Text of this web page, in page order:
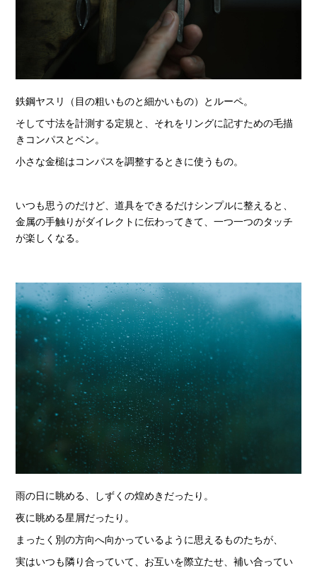
鉄鋼ヤスリ（目の粗いものと細かいもの）とルーペ。
そして寸法を計測する定規と、それをリングに記すための毛描
きコンパスとペン。
小さな金槌はコンパスを調整するときに使うもの。
いつも思うのだけど、道具をできるだけシンプルに整えると、
金属の手触りがダイレクトに伝わってきて、一つ一つのタッチ
が楽しくなる。
雨の日に眺める、しずくの煌めきだったり。
夜に眺める星屑だったり。
まったく別の方向へ向かっているように思えるものたちが、
実はいつも隣り合っていて、お互いを際立たせ、補い合ってい